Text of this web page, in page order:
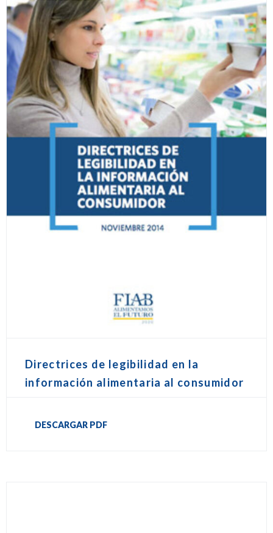
Directrices de legibilidad en la
información alimentaria al consumidor
DESCARGAR PDF